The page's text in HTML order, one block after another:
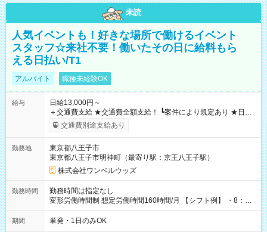
未読
人気イベントも！好きな場所で働けるイベント
スタッフ☆来社不要！働いたその日に給料もら
える日払い/T1
アルバイト 職種未経験OK
給与
日給13,000円～
＋交通費支給 ★交通費全額支給！ ┗案件により規定あり ★日払
いOK！（規定あり） ┗働いたその日に現金GET♪ お仕事後はコ
ンビニATMから 日払い分を引き落とせます！ 【試用期間】試
交通費別途支給あり
勤務地
東京都八王子市
東京都八王子市明神町（最寄り駅：京王八王子駅）
株式会社ワンベルウッズ
勤務時間
勤務時間は指定なし
変形労働時間制 想定労働時間160時間/月 【シフト例】 ・8：00
～21：00
期間 単発・1日のみOK